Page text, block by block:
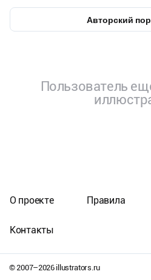
Авторский
Пользователь
© 2007–2026illustrators.ru
О проекте Правила
Контакты